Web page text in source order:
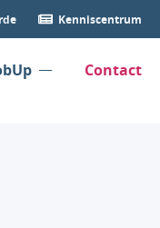
Kenniscentrum
Contact